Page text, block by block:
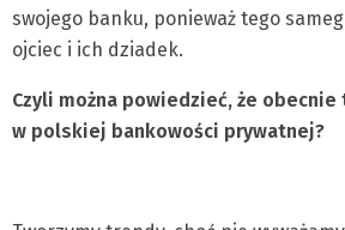
swojego banku, ponieważ tego
ojciec i ich dziadek.
Czyli można powiedzieć, że
w polskiej bankowości prywatnej?